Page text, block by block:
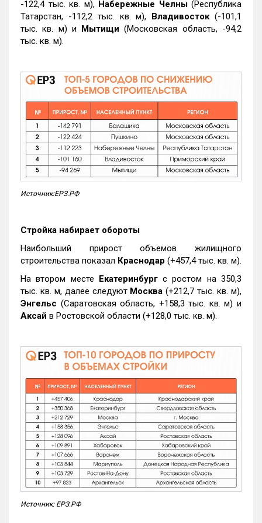
-122,4 тыс. кв. м), Набережные Челны(Республика
Татарстан, -112,2 тыс. кв. м), Владивосток(-101,1
тыс. кв. м) и Мытищи (Московская область, -94,2
тыс. кв. м).
Источник:ЕРЗ.РФ
Стройка набирает обороты
Наибольший прирост объемов жилищного
строительства показал Краснодар (+457,4 тыс. кв. м).
На втором месте Екатеринбургс ростом на 350,3
тыс. кв. м, далее следуют Москва (+212,7 тыс. кв. м),
Энгельс (Саратовская область, +158,3 тыс. кв. м) и
Аксай в Ростовской области (+128,0 тыс. кв. м).
Источник: ЕРЗ.РФ